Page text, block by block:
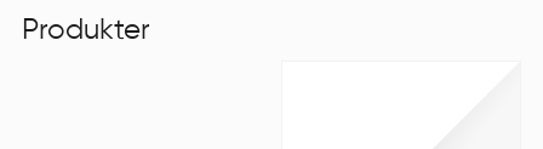
Produkter